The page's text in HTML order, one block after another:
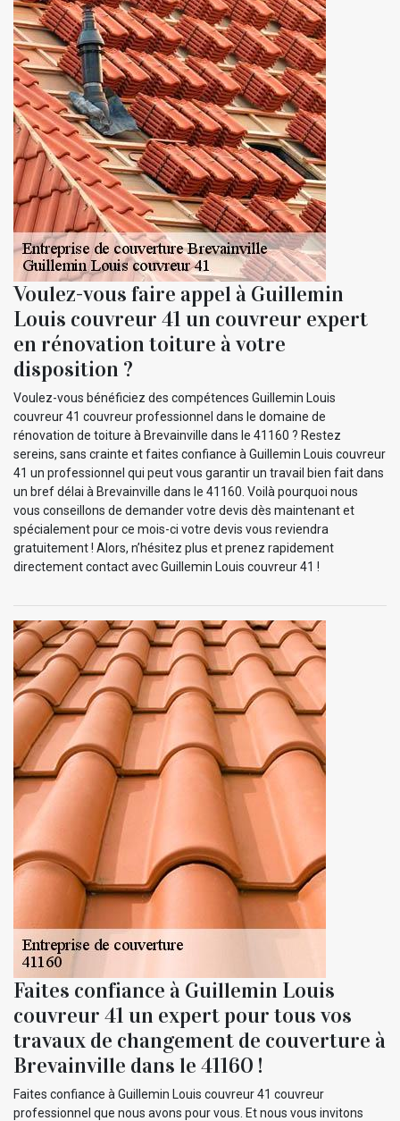
Voulez-vous faire appel à Guillemin
Louis couvreur 41 un couvreur expert
en rénovation toiture à votre
disposition ?
Voulez-vous bénéficiez des compétences Guillemin Louis
couvreur 41 couvreur professionnel dans le domaine de
rénovation de toiture à Brevainville dans le 41160 ? Restez
sereins, sans crainte et faites confiance à Guillemin Louis couvreur
41 un professionnel qui peut vous garantir un travail bien fait dans
un bref délai à Brevainville dans le 41160. Voilà pourquoi nous
vous conseillons de demander votre devis dès maintenant et
spécialement pour ce mois-ci votre devis vous reviendra
gratuitement ! Alors, n’hésitez plus et prenez rapidement
directement contact avec Guillemin Louis couvreur 41 !
Faites confiance à Guillemin Louis
couvreur 41 un expert pour tous vos
travaux de changement de couverture à
Brevainville dans le 41160 !
Faites confiance à Guillemin Louis couvreur 41 couvreur
professionnel que nous avons pour vous. Et nous vous invitons